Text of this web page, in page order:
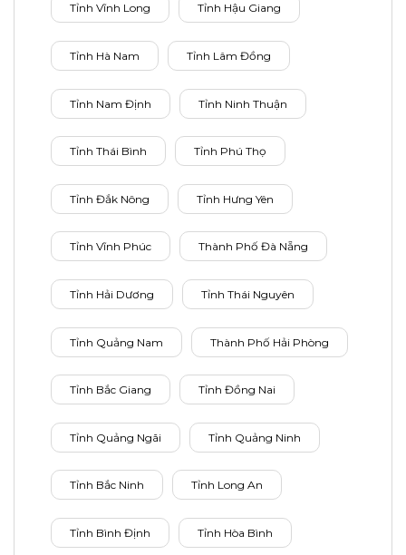
Tỉnh Vĩnh Long Tỉnh Hậu Giang
Tỉnh Hà Nam Tỉnh Lâm Đồng
Tỉnh Nam Định Tỉnh Ninh Thuận
Tỉnh Thái Bình Tỉnh Phú Thọ
Tỉnh Đắk Nông Tỉnh Hưng Yên
Tỉnh Vĩnh Phúc Thành Phố Đà Nẵng
Tỉnh Hải Dương Tỉnh Thái Nguyên
Tỉnh Quảng Nam Thành Phố Hải Phòng
Tỉnh Bắc Giang Tỉnh Đồng Nai
Tỉnh Quảng Ngãi Tỉnh Quảng Ninh
Tỉnh Bắc Ninh Tỉnh Long An
Tỉnh Bình Định Tỉnh Hòa Bình